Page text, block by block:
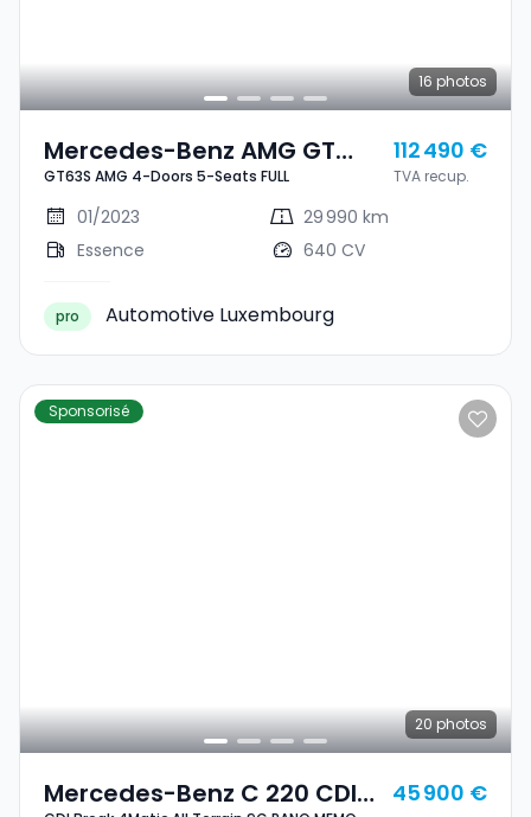
16 photos
Mercedes-Benz AMG GT
GT63S AMG 4-Doors 5-
Seats FULL
GT63S AMG 4-Doors 5-Seats FULL
112 490 €
TVA recup.
01/2023
29 990 km
Essence
640 CV
pro Automotive Luxembourg
Sponsorisé
20 photos
Mercedes-Benz C 220 CDI
45 900 €